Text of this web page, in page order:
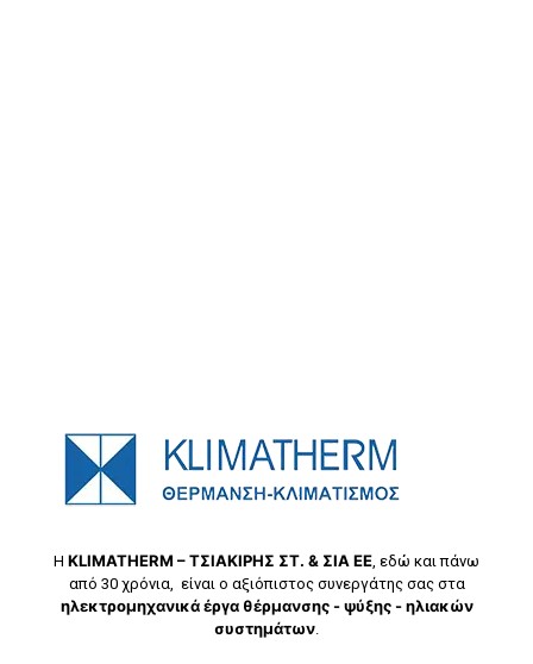
Η KLIMATHERM – ΤΣΙΑΚΙΡΗΣ ΣΤ. & ΣΙΑ ΕΕ, εδώ και πάνω
από 30 χρόνια, είναι ο αξιόπιστος συνεργάτης σας στα
ηλεκτρομηχανικά έργα θέρμανσης - ψύξης - ηλιακών
συστημάτων.